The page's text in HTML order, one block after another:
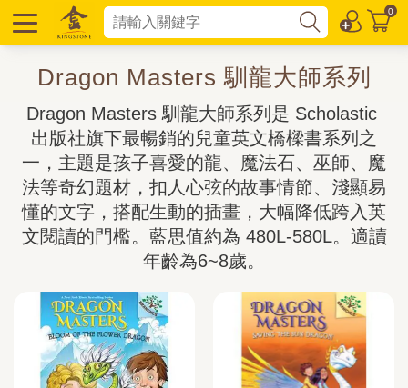
0
Dragon Masters 馴龍大師系列
Dragon Masters 馴龍大師系列是 Scholastic
出版社旗下最暢銷的兒童英文橋樑書系列之
一，主題是孩子喜愛的龍、魔法石、巫師、魔
法等奇幻題材，扣人心弦的故事情節、淺顯易
懂的文字，搭配生動的插畫，大幅降低跨入英
文閱讀的門檻。藍思值約為 480L-580L。適讀